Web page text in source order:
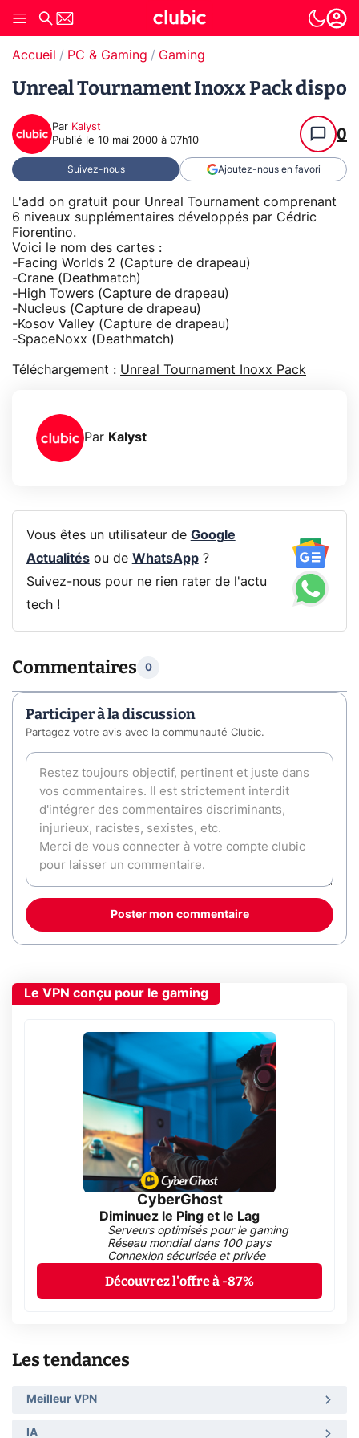
Accueil PC & Gaming Gaming
Unreal Tournament Inoxx Pack dispo
Par Kalyst
Publié le 10 mai 2000 à 07h10 0
Suivez-nous Ajoutez-nous en favori
L'add on gratuit pour Unreal Tournament comprenant
6 niveaux supplémentaires développés par Cédric
Fiorentino.
Voici le nom des cartes :
-Facing Worlds 2 (Capture de drapeau)
-Crane (Deathmatch)
-High Towers (Capture de drapeau)
-Nucleus (Capture de drapeau)
-Kosov Valley (Capture de drapeau)
-SpaceNoxx (Deathmatch)
Téléchargement : Unreal Tournament Inoxx Pack
Par Kalyst
Vous êtes un utilisateur de Google
Actualitésou de WhatsApp?
Suivez-nous pour ne rien rater de l'actu
tech !
Commentaires 0
Participer à la discussion
Partagez votre avis avec la communauté Clubic.
Poster mon commentaire
Le VPN conçu pour le gaming
CyberGhost
Diminuez le Ping et le Lag
Serveurs optimisés pour le gaming
Réseau mondial dans 100 pays
Connexion sécurisée et privée
Découvrez l'offre à -87%
Les tendances
Meilleur VPN
IA